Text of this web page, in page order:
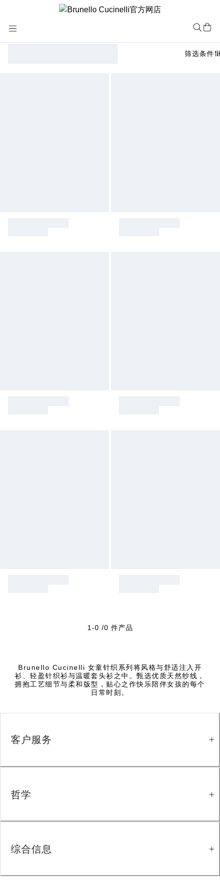
Content
筛选条件
1-0 /0 件产品
Brunello Cucinelli 女童针织系列将风格与舒适注入开
衫、轻盈针织衫与温暖套头衫之中。甄选优质天然纱线，
拥抱工艺细节与柔和版型，贴心之作快乐陪伴女孩的每个
日常时刻。
客户服务
哲学
综合信息